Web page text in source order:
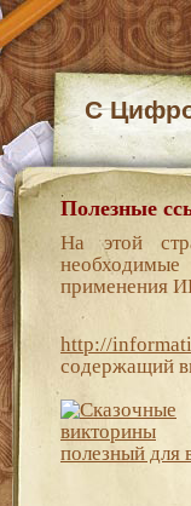
С
Полезные
На этой
применения
http://
содержащий
полезный для